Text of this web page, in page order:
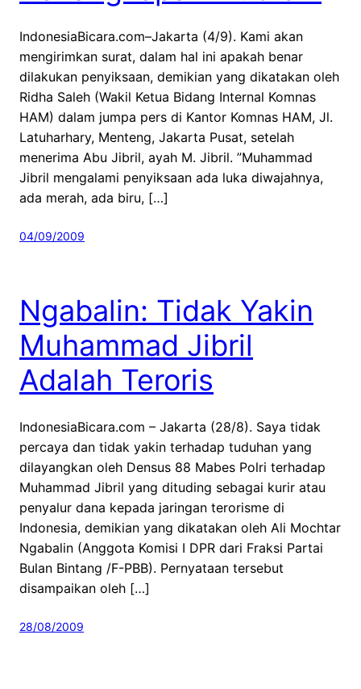
IndonesiaBicara.com–Jakarta (4/9). Kami akan
mengirimkan surat, dalam hal ini apakah benar
dilakukan penyiksaan, demikian yang dikatakan oleh
Ridha Saleh (Wakil Ketua Bidang Internal Komnas
HAM) dalam jumpa pers di Kantor Komnas HAM, Jl.
Latuharhary, Menteng, Jakarta Pusat, setelah
menerima Abu Jibril, ayah M. Jibril. ”Muhammad
Jibril mengalami penyiksaan ada luka diwajahnya,
ada merah, ada biru, […]
04/09/2009
Ngabalin: Tidak Yakin
Muhammad Jibril
Adalah Teroris
IndonesiaBicara.com – Jakarta (28/8). Saya tidak
percaya dan tidak yakin terhadap tuduhan yang
dilayangkan oleh Densus 88 Mabes Polri terhadap
Muhammad Jibril yang dituding sebagai kurir atau
penyalur dana kepada jaringan terorisme di
Indonesia, demikian yang dikatakan oleh Ali Mochtar
Ngabalin (Anggota Komisi I DPR dari Fraksi Partai
Bulan Bintang /F-PBB). Pernyataan tersebut
disampaikan oleh […]
28/08/2009